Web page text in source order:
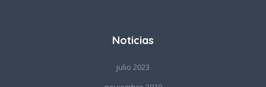
Noticias
julio 2023